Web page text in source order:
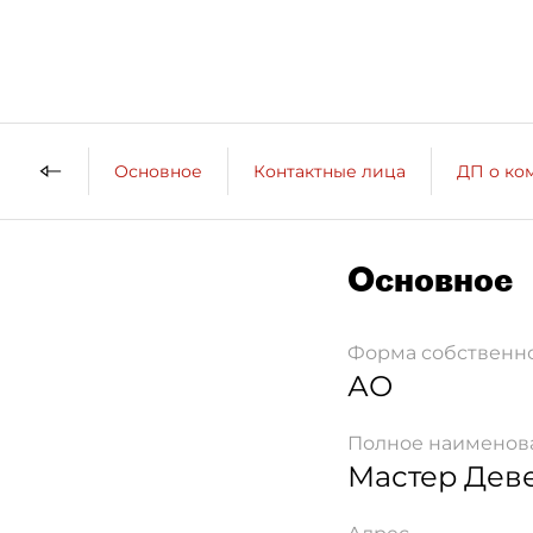
Основное Контактные лица ДП о
Основное
Форма
АО
Полное
Мастер